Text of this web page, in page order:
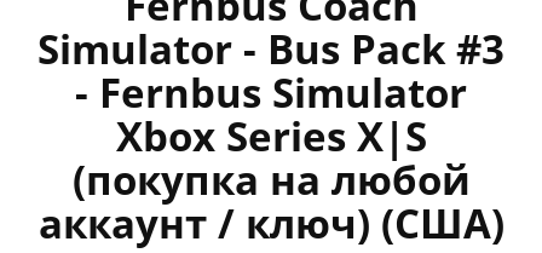
Simulator - Bus Pack #3
- Fernbus Simulator
Xbox Series X|S
(покупка на любой
аккаунт / ключ) (США)